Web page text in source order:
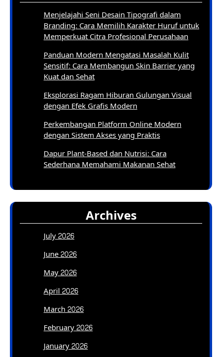
Menjelajahi Seni Desain Tipografi dalam
Branding: Cara Memilih Karakter Huruf untuk
Memperkuat Citra Profesional Perusahaan
Panduan Modern Mengatasi Masalah Kulit
Sensitif: Cara Membangun Skin Barrier yang
Kuat dan Sehat
Eksplorasi Ragam Hiburan Gulungan Visual
dengan Efek Grafis Modern
Perkembangan Platform Online Modern
dengan Sistem Akses yang Praktis
Dapur Plant-Based dan Nutrisi: Cara
Sederhana Memahami Makanan Sehat
Archives
July 2026
June 2026
May 2026
April 2026
March 2026
February 2026
January 2026